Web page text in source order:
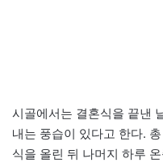
시골에서는 결혼식을 끝낸
내는 풍습이 있다고 한다.
식을 올린 뒤 나머지 하루